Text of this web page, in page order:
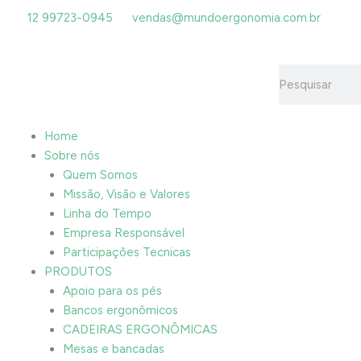
12 99723-0945 vendas@mundoergonomia.com.br
Home
Sobre nós
Quem Somos
Missão, Visão e Valores
Linha do Tempo
Empresa Responsável
Participações Tecnicas
PRODUTOS
Apoio para os pés
Bancos ergonômicos
CADEIRAS ERGONÔMICAS
Mesas e bancadas